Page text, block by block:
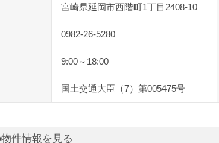
宮崎県延岡市西階町1丁目2408-10
0982-26-5280
9:00～18:00
国土交通大臣（7）第005475号
件情報を見る